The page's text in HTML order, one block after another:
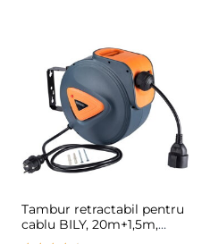
Tambur retractabil pentru
cablu BILY, 20m+1,5m,
gri/portocaliu